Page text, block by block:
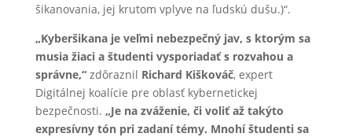
šikanovania, jej krutom vplyve na ľudskú dušu.)“.
„Kyberšikana je veľmi nebezpečný jav, s ktorým sa
musia žiaci a študenti vysporiadať s rozvahou a
správne,“zdôraznil Richard Kiškováč, expert
Digitálnej koalície pre oblasť kybernetickej
bezpečnosti. „Je na zváženie, či voliť až takýto
expresívny tón pri zadaní témy. Mnohí študenti sa